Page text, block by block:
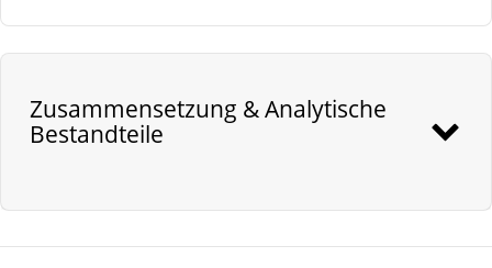
Zusammensetzung & Analytische
Bestandteile